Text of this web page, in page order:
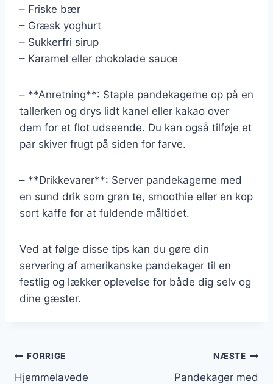
– Friske bær
– Græsk yoghurt
– Sukkerfri sirup
– Karamel eller chokolade sauce
– **Anretning**: Staple pandekagerne op på en
tallerken og drys lidt kanel eller kakao over
dem for et flot udseende. Du kan også tilføje et
par skiver frugt på siden for farve.
– **Drikkevarer**: Server pandekagerne med
en sund drik som grøn te, smoothie eller en kop
sort kaffe for at fuldende måltidet.
Ved at følge disse tips kan du gøre din
servering af amerikanske pandekager til en
festlig og lækker oplevelse for både dig selv og
dine gæster.
Indlægsnavigation
FORRIGE
Hjemmelavede
NÆSTE
Pandekager med